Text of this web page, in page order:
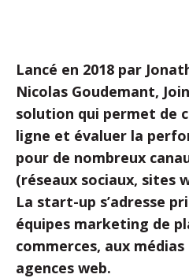
Lancé en 2018 par
Nicolas Goudemant,
solution qui permet de
ligne et évaluer la
pour de nombreux
(réseaux sociaux, sites
La start-up s’adresse
équipes marketing de
commerces, aux
agences web.